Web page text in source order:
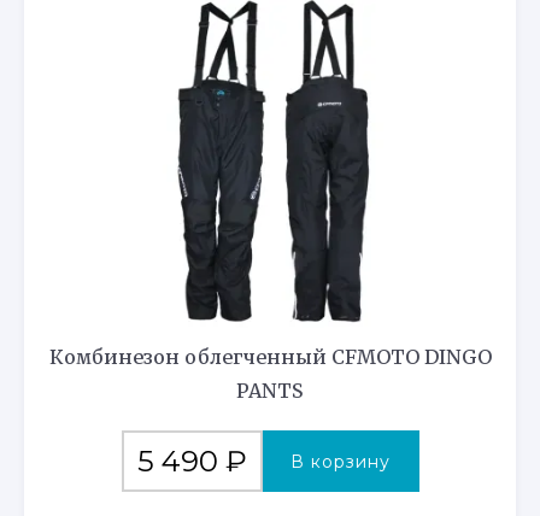
Комбинезон облегченный CFMOTO DINGO
PANTS
5 490 ₽ В корзину